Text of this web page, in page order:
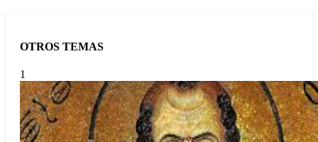
OTROS TEMAS
1